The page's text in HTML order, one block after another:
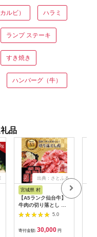
ルビ） ハラミ
ランプ ステーキ
すき焼き
ハンバーグ（牛）
品
出典：さとふる
宮城県 村
【A5ランク仙台牛】
牛肉の切り落とし 合
計1.8kg(300g×6) 小
分けで使い勝手も◎
5.0
寄付金額: 30,000 円